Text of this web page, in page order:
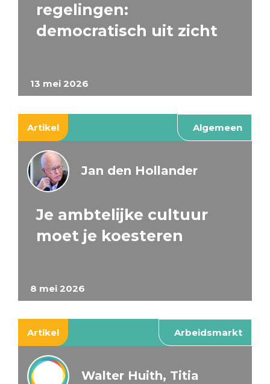
13 mei 2026
regelingen:
democratisch uit zicht
Artikel Algemeen
8 mei 2026
Jan den Hollander
Je ambtelijke cultuur
moet je koesteren
Artikel Arbeidsmarkt
Walter Huith, Titia